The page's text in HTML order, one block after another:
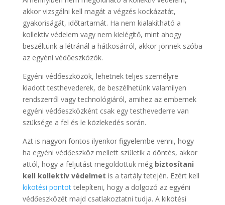
akkor vizsgálni kell magát a végzés kockázatát,
gyakoriságát, időtartamát. Ha nem kialakítható a
kollektív védelem vagy nem kielégítő, mint ahogy
beszéltünk a létránál a hátkosárról, akkor jönnek szóba
az egyéni védőeszközök.
Egyéni védőeszközök, lehetnek teljes személyre
kiadott testhevederek, de beszélhetünk valamilyen
rendszerről vagy technológiáról, amihez az embernek
egyéni védőeszközként csak egy testhevederre van
szüksége a fel és le közlekedés során.
Azt is nagyon fontos ilyenkor figyelembe venni, hogy
ha egyéni védőeszköz mellett születik a döntés, akkor
attól, hogy a feljutást megoldottuk még biztosítani
kell kollektív védelmet is a tartály tetején. Ezért kell
kikötési pontottelepíteni, hogy a dolgozó az egyéni
védőeszközét majd csatlakoztatni tudja. A kikötési